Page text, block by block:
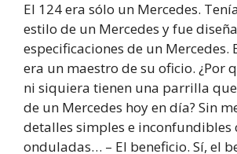
El 124 era sólo un Mercedes.
estilo de un Mercedes y fue
especificaciones de un Mercedes.
era un maestro de su oficio. ¿Por
ni siquiera tienen una parrilla que
de un Mercedes hoy en día? Sin
detalles simples e inconfundibles
onduladas… – El beneficio. Sí, el